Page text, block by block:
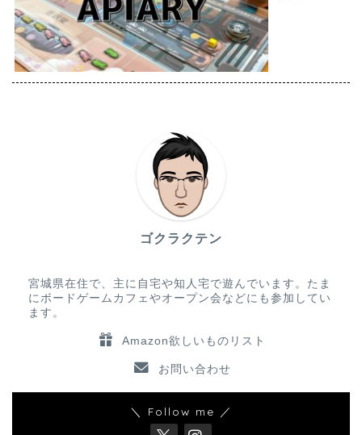
ゴクラクテン
宮城県在住で、主に自宅や知人宅で遊んでいます。たま
にボードゲームカフェやオープン会などにも参加してい
ます。
Amazon欲しいものリスト
お問い合わせ
＼ Follow me ／